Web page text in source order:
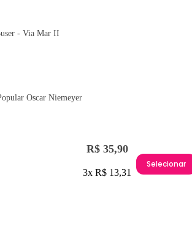
- Via Mar II
Oscar Niemeyer
R$ 35,90
3x R$ 13,31
Selecionar